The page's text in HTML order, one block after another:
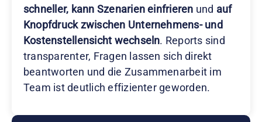
schneller, kann Szenarien einfrieren und auf
Knopfdruck zwischen Unternehmens- und
Kostenstellensicht wechseln. Reports sind
transparenter, Fragen lassen sich direkt
beantworten und die Zusammenarbeit im
Team ist deutlich effizienter geworden.